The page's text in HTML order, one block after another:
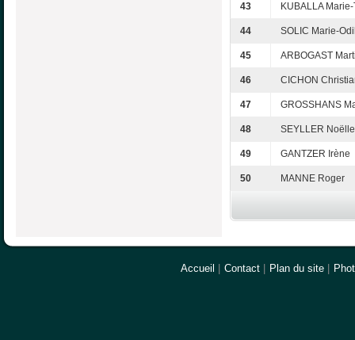
43 KUBALLA
44 SOLIC Marie-
45 ARBOGAST
46 CICHON
47 GROSSHANS
48 SEYLLER Noëlle
49 GANTZER Irène
50 MANNE Roger
Accueil Contact Plan du site